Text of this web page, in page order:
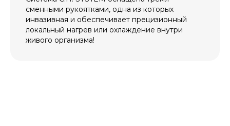
сменными рукоятками, одна из которых
инвазивная и обеспечивает прецизионный
локальный нагрев или охлаждение внутри
живого организма!